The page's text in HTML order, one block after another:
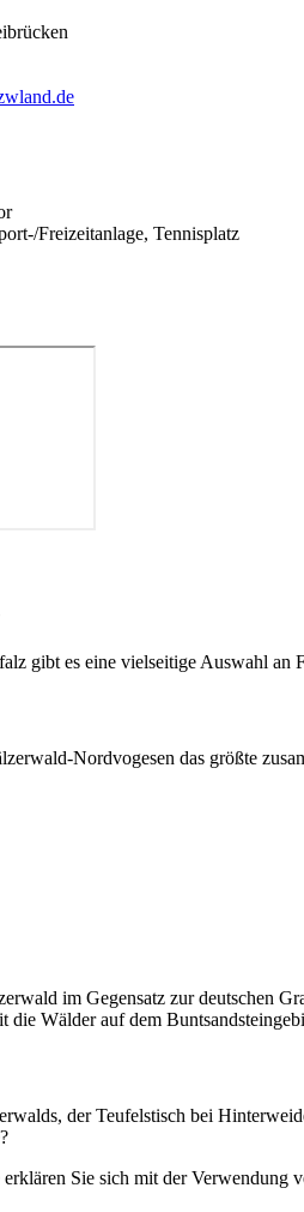
Freizeitanlage, Tennisplatz
gibt es eine vielseitige Auswahl
Nordvogesen das größte
im Gegensatz zur deutschen
die Wälder auf dem
der Teufelstisch bei
Sie sich mit der Verwendung